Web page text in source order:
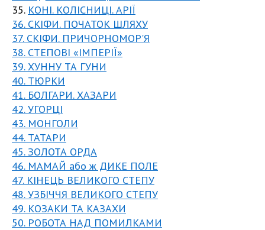
35. КОНІ. КОЛІСНИЦІ. АРІЇ
36. СКІФИ. ПОЧАТОК ШЛЯХУ
37. СКІФИ. ПРИЧОРНОМОР'Я
38. СТЕПОВІ «ІМПЕРІЇ»
39. ХУННУ ТА ГУНИ
40. ТЮРКИ
41. БОЛГАРИ. ХАЗАРИ
42. УГОРЦІ
43. МОНГОЛИ
44. ТАТАРИ
45. ЗОЛОТА ОРДА
46. МАМАЙ або ж ДИКЕ ПОЛЕ
47. КІНЕЦЬ ВЕЛИКОГО СТЕПУ
48. УЗБІЧЧЯ ВЕЛИКОГО СТЕПУ
49. КОЗАКИ ТА КАЗАХИ
50. РОБОТА НАД ПОМИЛКАМИ